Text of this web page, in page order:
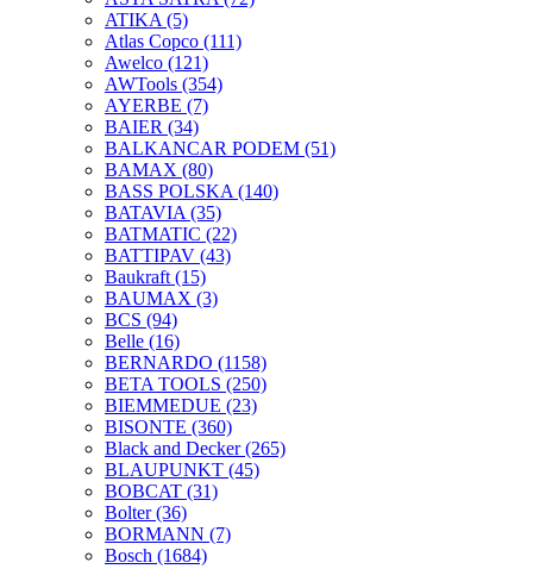
ATIKA (5)
Atlas Copco (111)
Awelco (121)
AWTools (354)
AYERBE (7)
BAIER (34)
BALKANCAR PODEM (51)
BAMAX (80)
BASS POLSKA (140)
BATAVIA (35)
BATMATIC (22)
BATTIPAV (43)
Baukraft (15)
BAUMAX (3)
BCS (94)
Belle (16)
BERNARDO (1158)
BETA TOOLS (250)
BIEMMEDUE (23)
BISONTE (360)
Black and Decker(265)
BLAUPUNKT (45)
BOBCAT (31)
Bolter(36)
BORMANN (7)
Bosch (1684)